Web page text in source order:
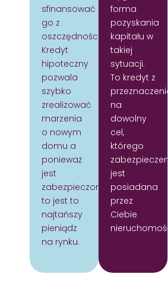
sfinansować
go z
oszczędności?
Kredyt
hipoteczny
pozwala
szybko
zrealizować
marzenia
o nowym
domu a
ponieważ
jest
zabezpieczony
to jest to
najtańszy
pieniądz
na rynku.
forma
pozyskania
kapitału w
takiej
sytuacji.
To kredyt z
na
dowolny
cel,
którego
jest
posiadana
przez
Ciebie
nieruchomość.